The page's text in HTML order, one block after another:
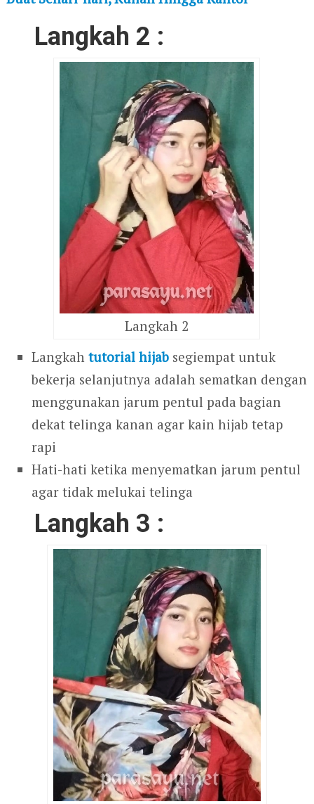
Langkah 2 :
Langkah 2
Langkahtutorial hijab segiempat untuk
bekerja selanjutnya adalah sematkan dengan
menggunakan jarum pentul pada bagian
dekat telinga kanan agar kain hijab tetap
rapi
Hati-hati ketika menyematkan jarum pentul
agar tidak melukai telinga
Langkah 3 :